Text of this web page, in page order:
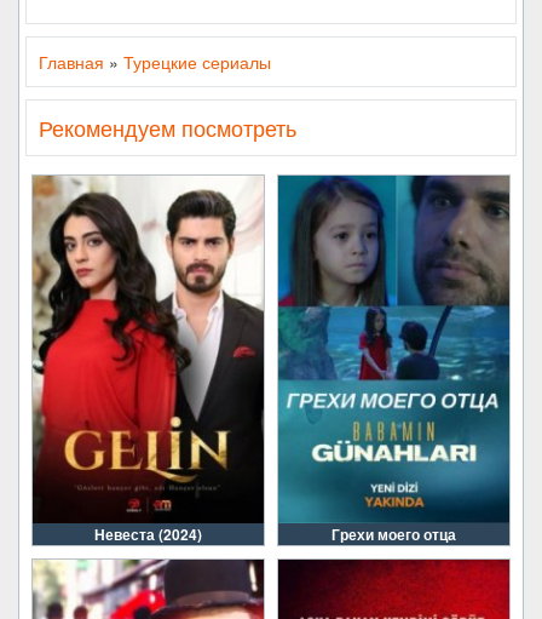
Главная » Турецкие сериалы
Рекомендуем посмотреть
Невеста (2024) Грехи моего отца